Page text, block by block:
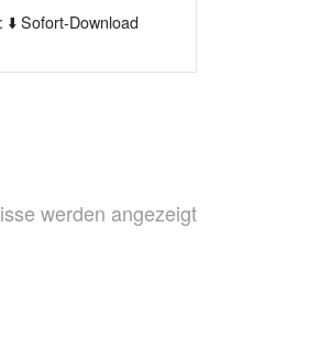
⬇️ Sofort-Download
werden angezeigtNach